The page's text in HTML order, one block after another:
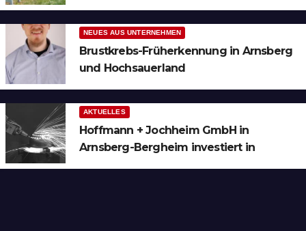
NEUES AUS UNTERNEHMEN
Brustkrebs-Früherkennung in Arnsberg
und Hochsauerland
AKTUELLES
Hoffmann + Jochheim GmbH in
Arnsberg-Bergheim investiert in